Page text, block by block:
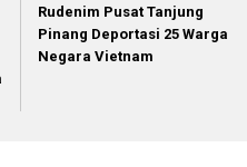
Rudenim Pusat Tanjung
Pinang Deportasi 25 Warga
Negara Vietnam